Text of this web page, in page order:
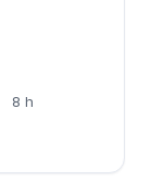
8 h